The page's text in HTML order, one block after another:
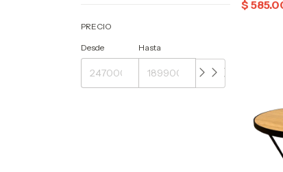
PRECIO
Desde Hasta